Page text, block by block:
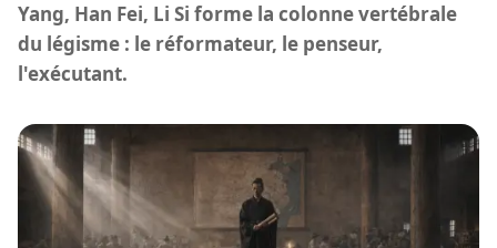
Yang, Han Fei, Li Si forme la colonne vertébrale
du légisme : le réformateur, le penseur,
l'exécutant.